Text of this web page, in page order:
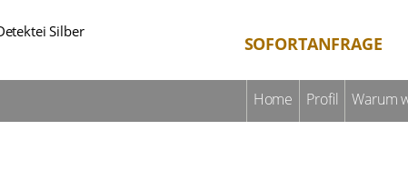
SOFORTANFRAGE
Home Pro­fil War­um